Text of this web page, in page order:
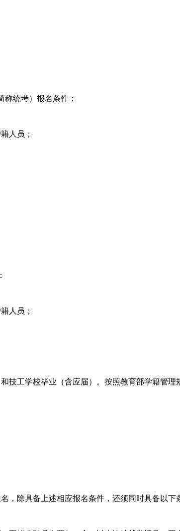
称统考）报名条件：
人员；
人员；
工学校毕业（含应届）。按照教育部学籍管
，除具备上述相应报名条件，还须同时具备以下